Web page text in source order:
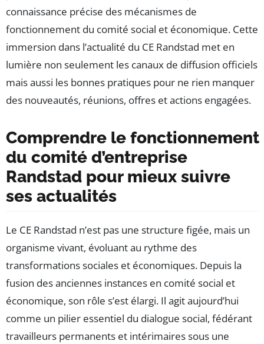
connaissance précise des mécanismes de
fonctionnement du comité social et économique. Cette
immersion dans l’actualité du CE Randstad met en
lumière non seulement les canaux de diffusion officiels
mais aussi les bonnes pratiques pour ne rien manquer
des nouveautés, réunions, offres et actions engagées.
Comprendre le fonctionnement
du comité d’entreprise
Randstad pour mieux suivre
ses actualités
Le CE Randstad n’est pas une structure figée, mais un
organisme vivant, évoluant au rythme des
transformations sociales et économiques. Depuis la
fusion des anciennes instances en comité social et
économique, son rôle s’est élargi. Il agit aujourd’hui
comme un pilier essentiel du dialogue social, fédérant
travailleurs permanents et intérimaires sous une